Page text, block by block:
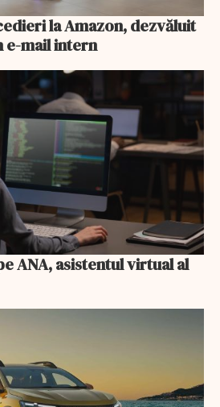
la Amazon, dezvăluit
e-mail intern
ANA, asistentul virtual al